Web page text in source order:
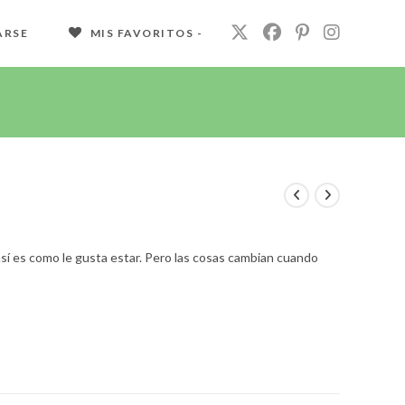
MIS FAVORITOS -
es como le gusta estar. Pero las cosas cambian cuando